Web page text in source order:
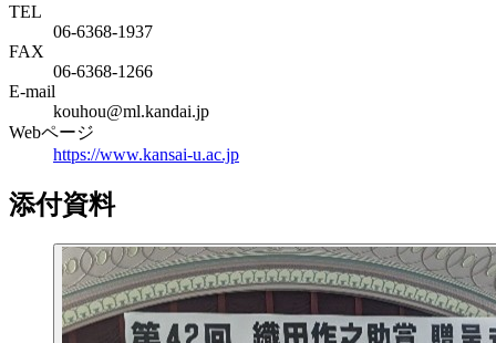
TEL
06-6368-1937
FAX
06-6368-1266
E-mail
kouhou@ml.kandai.jp
Webページ
https://www.kansai-u.ac.jp
添付資料